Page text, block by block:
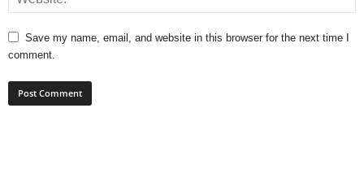
Save my name, email, and website in this browser for the next time I
comment.